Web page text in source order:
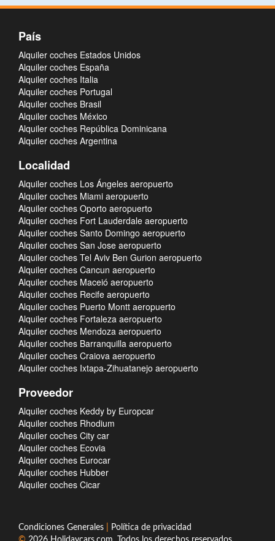
País
Alquiler coches Estados Unidos
Alquiler coches España
Alquiler coches Italia
Alquiler coches Portugal
Alquiler coches Brasil
Alquiler coches México
Alquiler coches República Dominicana
Alquiler coches Argentina
Localidad
Alquiler coches Los Ángeles aeropuerto
Alquiler coches Miami aeropuerto
Alquiler coches Oporto aeropuerto
Alquiler coches Fort Lauderdale aeropuerto
Alquiler coches Santo Domingo aeropuerto
Alquiler coches San Jose aeropuerto
Alquiler coches Tel Aviv Ben Gurion aeropuerto
Alquiler coches Cancun aeropuerto
Alquiler coches Maceió aeropuerto
Alquiler coches Recife aeropuerto
Alquiler coches Puerto Montt aeropuerto
Alquiler coches Fortaleza aeropuerto
Alquiler coches Mendoza aeropuerto
Alquiler coches Barranquilla aeropuerto
Alquiler coches Craiova aeropuerto
Alquiler coches Ixtapa-Zihuatanejo aeropuerto
Proveedor
Alquiler coches Keddy by Europcar
Alquiler coches Rhodium
Alquiler coches City car
Alquiler coches Ecovia
Alquiler coches Eurocar
Alquiler coches Hubber
Alquiler coches Cicar
Condiciones Generales
Política de privacidad